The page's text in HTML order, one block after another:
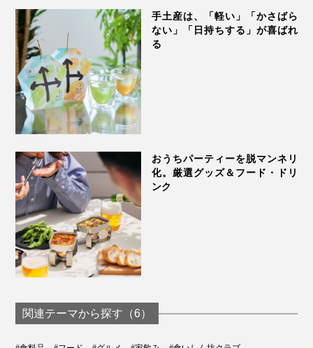
食べる時はしっかり冷やし、ケーキのようにカットして
そのままをどうぞ。バゲットやベーグルに挟んでも絶
品。よく冷えたシャンパンや白ワイン、紅茶やハーブテ
ィとよく合います。
１ホールは約500gで、8〜10人分。賞味期限14日間を目
安に食べ切るのがベストですが、食べ切れない場合の
MONOCOおすすめの食べ方が「フローズン・デリスパ
パイヤ・ボール」。
手土産は、「軽い」「かさばら
ない」「日持ちする」が喜ばれ
る
おうちパーティーを脱マンネリ
化。厳選グッズ＆フード・ドリ
ンク
関連テーマから探す（6）